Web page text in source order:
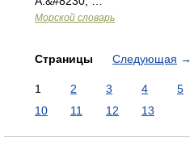
Морской словарь
Страницы Следующая →
1 2 3 4 5
10
11 12 13